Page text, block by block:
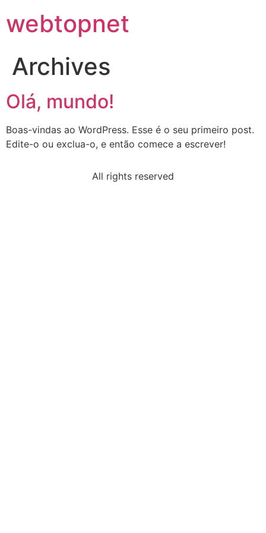
webtopnet
Archives
Olá, mundo!
Boas-vindas ao WordPress. Esse é o seu primeiro post.
Edite-o ou exclua-o, e então comece a escrever!
All rights reserved